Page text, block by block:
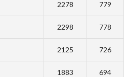
2278 779
2298 778
2125 726
1883 694